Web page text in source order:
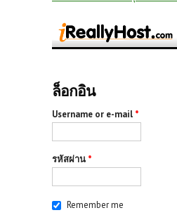
ล็อกอิน
Username or e-mail *
รหัสผ่าน *
Remember me